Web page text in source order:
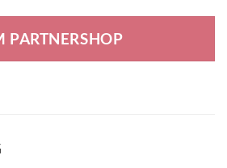
PARTNERSHOP